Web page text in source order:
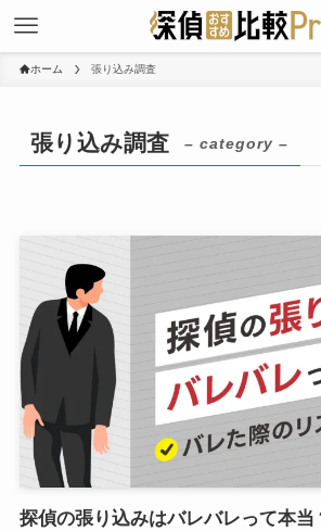
ホーム 張り込み調査
張り込み調査 – category –
探偵の張り込みはバレバレって本当